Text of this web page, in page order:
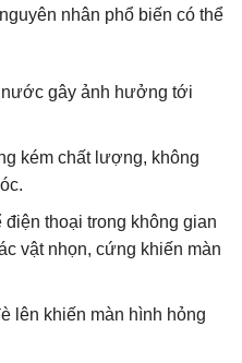
nhân phổ biến có thể
gây ảnh hưởng tới
kém chất lượng, không
thoại trong không gian
vật nhọn, cứng khiến màn
lên khiến màn hình hỏng